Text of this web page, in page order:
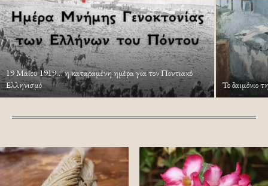
19 Μαίου 1919… η καταραμένη ημέρα για τον Ποντιακό
Ελληνισμό
Το δαιμόνιο